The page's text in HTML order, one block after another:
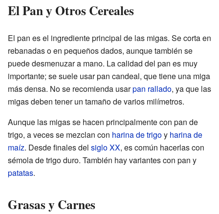
El Pan y Otros Cereales
El pan es el ingrediente principal de las migas. Se corta en
rebanadas o en pequeños dados, aunque también se
puede desmenuzar a mano. La calidad del pan es muy
importante; se suele usar pan candeal, que tiene una miga
más densa. No se recomienda usarpan rallado, ya que las
migas deben tener un tamaño de varios milímetros.
Aunque las migas se hacen principalmente con pan de
trigo, a veces se mezclan con harina de trigoy harina de
maíz. Desde finales del siglo XX, es común hacerlas con
sémola de trigo duro. También hay variantes con pan y
patatas.
Grasas y Carnes